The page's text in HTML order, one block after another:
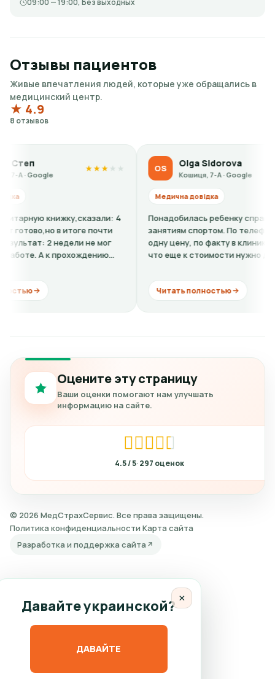
копии документов.
стоимости оформления.
согласуйте доставку.
09:00 — 19:00, Без выходных
Отзывы пациентов
Живые впечатления людей, которые уже обращались в
медицинский центр.
★ 4.9
8 отзывов
★
4
в итоге почти
не мог
прохождению
OS Olga Sidorova
Кошиця, 7-А · Google
★★
Медична довідка
Понадобилась ребенку справка-допуск к
занятиям спортом. По телефону говорили
одну цену, по факту в клинике оказалось,
что еще к стоимости нужно добавить
Читать полностью
Оцените эту страницу
Ваши оценки помогают нам улучшать
информацию на сайте.
4.5 297
© 2026 МедСтрахСервис. Все права защищены.
Политика конфиденциальности Карта сайта
Разработка и поддержка сайта
×
Давайте украинской?
ДАВАЙТЕ